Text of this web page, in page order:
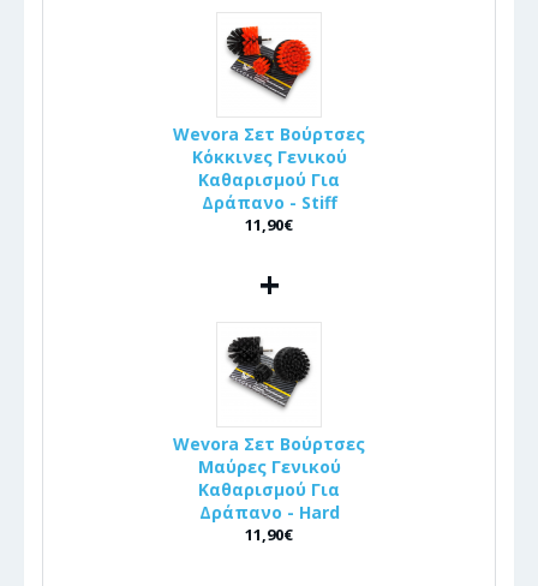
Wevora Σετ Βούρτσες
Κόκκινες Γενικού
Καθαρισμού Για
Δράπανο - Stiff
11,90€
+
Wevora Σετ Βούρτσες
Μαύρες Γενικού
Καθαρισμού Για
Δράπανο - Hard
11,90€